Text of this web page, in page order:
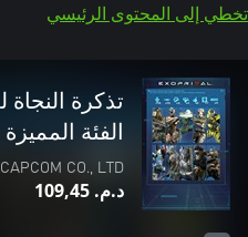
تخطي إلى المحتوى الرئيسي
الفئة المميزة
CAPCOM CO., LTD.
د.م.‏ 109,45